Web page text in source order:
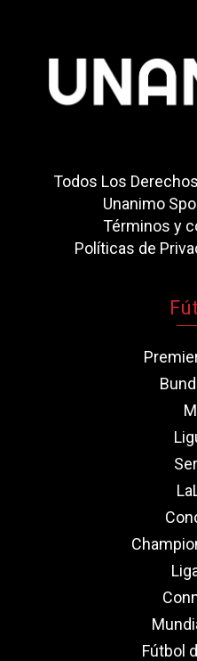
Todos Los
Unanimo
Términos y
Políticas de
Fútbol